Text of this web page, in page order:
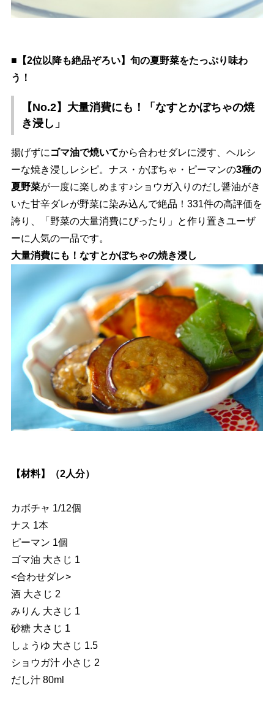
■【2位以降も絶品ぞろい】旬の夏野菜をたっぷり味わ
う！
【No.2】大量消費にも！「なすとかぼちゃの焼
き浸し」
揚げずに ゴマ油で焼いてから合わせダレに浸す、ヘルシ
ーな焼き浸しレシピ。ナス・かぼちゃ・ピーマンの3種の
夏野菜が一度に楽しめます♪ショウガ入りのだし醤油がき
いた甘辛ダレが野菜に染み込んで絶品！331件の高評価を
誇り、「野菜の大量消費にぴったり」と作り置きユーザ
ーに人気の一品です。
大量消費にも！なすとかぼちゃの焼き浸し
【材料】（2人分）
カボチャ 1/12個
ナス 1本
ピーマン 1個
ゴマ油 大さじ 1
<合わせダレ>
酒 大さじ 2
みりん 大さじ 1
砂糖 大さじ 1
しょうゆ 大さじ 1.5
ショウガ汁 小さじ 2
だし汁 80ml